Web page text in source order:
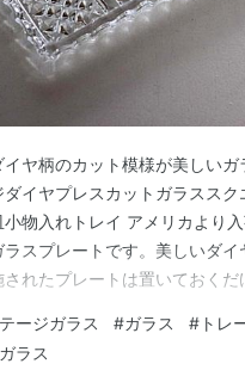
イヤ柄のカット模様が美しいガ
ダイヤプレスカットガラススク
小物入れトレイ アメリカより
ラスプレートです。美しいダイ
されたプレートは置いておくだ
製造時に出来たガラスの歪み｜
ットガラススクエアトレー こ
ージガラス #ガラス # トレ
ラス